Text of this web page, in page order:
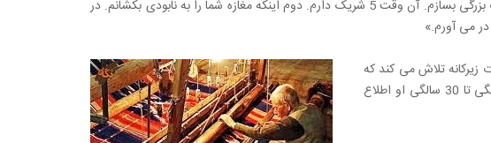
«شما دو مسیر را برای من معرفی می کنید. یکی اینکه از مغازه شما تجارت بزرگی بسازم. آن وقت 5 شریک دارم. دوم اینکه مغازه شما را به نابودی بکشانم. در
زیرکانه تلاش می کند که
به خدمت سربازی نرود. او در سن سی سالگی ازدواج می کند. از 16 سالگی تا 30 سالگی او اطلاع